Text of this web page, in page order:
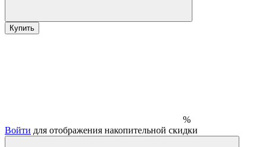
Купить
%
Войти для отображения накопительной скидки